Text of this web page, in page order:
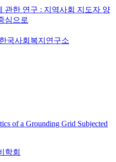
관한 연구 : 지역사회 지도자 양
심으로
국사회복지연구소
of a Grounding Grid Subjected
학회